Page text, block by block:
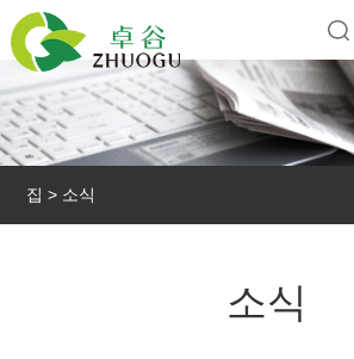
집 > 소식
소식